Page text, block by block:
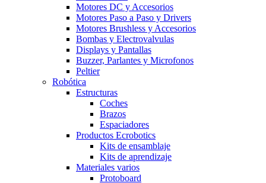
Motores DC y Accesorios
Motores Paso a Paso y Drivers
Motores Brushless y Accesorios
Bombas y Electrovalvulas
Displays y Pantallas
Buzzer, Parlantes y Microfonos
Peltier
Robótica
Estructuras
Coches
Brazos
Espaciadores
Productos Ecrobotics
Kits de ensamblaje
Kits de aprendizaje
Materiales varios
Protoboard